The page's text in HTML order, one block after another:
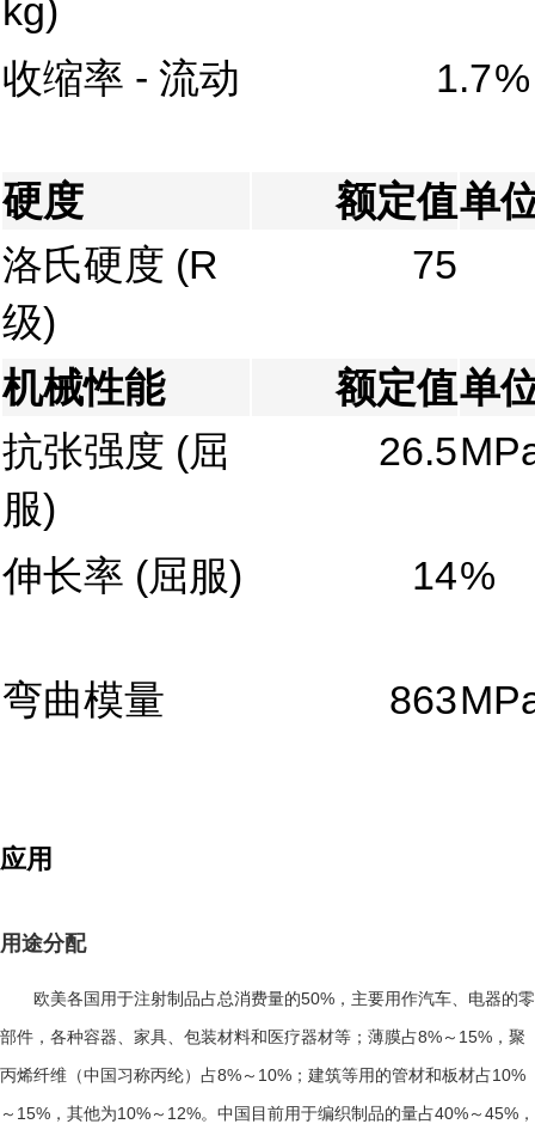
kg)
收缩率 - 流动
1.7%
硬度 额定值单
洛氏硬度 (R
级)
75
机械性能 额定值单
抗张强度 (屈
服)
26.5
伸长率 (屈服) 14%
弯曲模量 863
应用
用途分配
欧美各国用于注射制品占总消费量的50% ，主要用作汽车、电器的零
部件，各种容器、家具、包装材料和医疗器材等；薄膜占8% ～ 15% ，聚
丙烯纤维（中国习称丙纶）占8% ～ 10% ；建筑等用的管材和板材占10%
～ 15% ，其他为10% ～ 12%。中国目前用于编织制品的量占40% ～ 45% ，